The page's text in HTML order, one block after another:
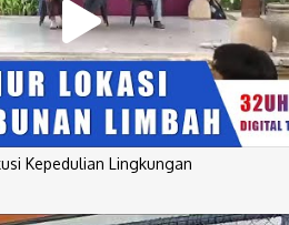
Kepedulian Lingkungan